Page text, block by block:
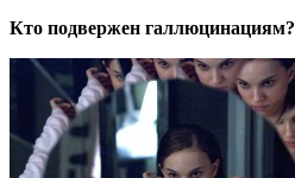
Кто подвержен галлюцинациям?